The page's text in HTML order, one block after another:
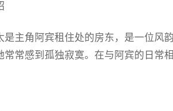
是主角阿宾租住处的房东，是一位风
常常感到孤独寂寞。在与阿宾的日常